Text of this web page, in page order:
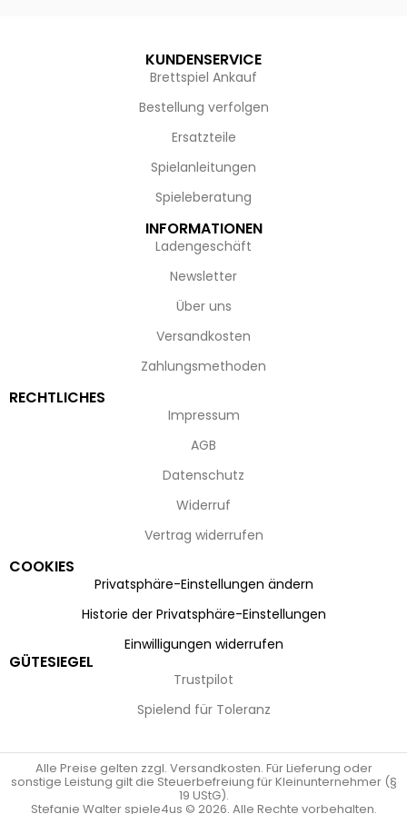
KUNDENSERVICE
Brettspiel Ankauf
Bestellung verfolgen
Ersatzteile
Spielanleitungen
Spieleberatung
INFORMATIONEN
Ladengeschäft
Newsletter
Über uns
Versandkosten
Zahlungsmethoden
RECHTLICHES
Impressum
AGB
Datenschutz
Widerruf
Vertrag widerrufen
COOKIES
Privatsphäre-Einstellungen ändern
Historie der Privatsphäre-Einstellungen
Einwilligungen widerrufen
GÜTESIEGEL
Trustpilot
Spielend für Toleranz
Alle Preise gelten zzgl. Versandkosten. Für Lieferung oder
sonstige Leistung gilt die Steuerbefreiung für Kleinunternehmer (§
19 UStG).
Stefanie Walter spiele4us © 2026. Alle Rechte vorbehalten.